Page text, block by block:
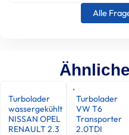
Alle
Turbolader
wassergekühlt
NISSAN OPEL
RENAULT 2.3
Turbolader
VW T6
Transporter
2.0TDI